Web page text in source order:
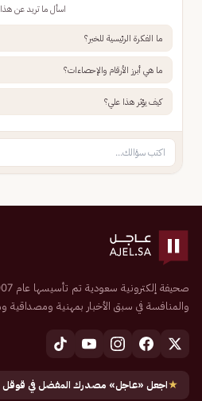
اسأل ما تريد عن هذا
ما الفكرة الرئيسية للخبر؟
ما هي أبرز الأرقام والإحصاءات؟
كيف يؤثر هذا علي؟
والمنافسة في سبق الأخبار بمهنية ومصداقية
★اجعل «عاجل» مصدرك المفضل في قوقل